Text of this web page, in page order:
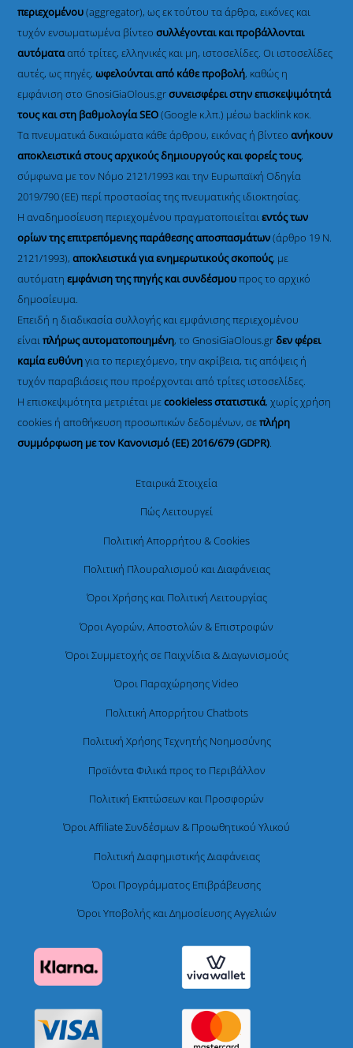
περιεχομένου(aggregator), ως εκ τούτου τα άρθρα, εικόνες και
τυχόν ενσωματωμένα βίντεοσυλλέγονται και προβάλλονται
αυτόματααπό τρίτες, ελληνικές και μη, ιστοσελίδες. Οι ιστοσελίδες
αυτές, ως πηγές,ωφελούνται από κάθε προβολή, καθώς η
εμφάνιση στο GnosiGiaOlous.grσυνεισφέρει στην επισκεψιμότητά
τους και στη βαθμολογία SEO(Google κ.λπ.) μέσω backlink κοκ.
Τα πνευματικά δικαιώματα κάθε άρθρου, εικόνας ή βίντεοανήκουν
αποκλειστικά στους αρχικούς δημιουργούς και φορείς τους,
σύμφωνα με τον Νόμο 2121/1993 και την Ευρωπαϊκή Οδηγία
2019/790 (ΕΕ) περί προστασίας της πνευματικής ιδιοκτησίας.
Η αναδημοσίευση περιεχομένου πραγματοποιείταιεντός των
ορίων της επιτρεπόμενης παράθεσης αποσπασμάτων(άρθρο 19 Ν.
2121/1993), αποκλειστικά για ενημερωτικούς σκοπούς, με
αυτόματηεμφάνιση της πηγής και συνδέσμουπρος το αρχικό
δημοσίευμα.
Επειδή η διαδικασία συλλογής και εμφάνισης περιεχομένου
είναιπλήρως αυτοματοποιημένη, το GnosiGiaOlous.grδεν φέρει
καμία ευθύνηγια το περιεχόμενο, την ακρίβεια, τις απόψεις ή
τυχόν παραβιάσεις που προέρχονται από τρίτες ιστοσελίδες.
Η επισκεψιμότητα μετριέται μεcookieless στατιστικά, χωρίς χρήση
cookies ή αποθήκευση προσωπικών δεδομένων, σεπλήρη
συμμόρφωση με τον Κανονισμό (ΕΕ) 2016/679 (GDPR).
Εταιρικά Στοιχεία
Πώς Λειτουργεί
Πολιτική Απορρήτου & Cookies
Πολιτική Πλουραλισμού και Διαφάνειας
Όροι Χρήσης και Πολιτική Λειτουργίας
Όροι Αγορών, Αποστολών & Επιστροφών
Όροι Συμμετοχής σε Παιχνίδια & Διαγωνισμούς
Όροι Παραχώρησης Video
Πολιτική Απορρήτου Chatbots
Πολιτική Χρήσης Τεχνητής Νοημοσύνης
Προϊόντα Φιλικά προς το Περιβάλλον
Πολιτική Εκπτώσεων και Προσφορών
Όροι Affiliate Συνδέσμων & Προωθητικού Υλικού
Πολιτική Διαφημιστικής Διαφάνειας
Όροι Προγράμματος Επιβράβευσης
Όροι Υποβολής και Δημοσίευσης Αγγελιών